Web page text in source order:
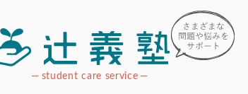
student care service